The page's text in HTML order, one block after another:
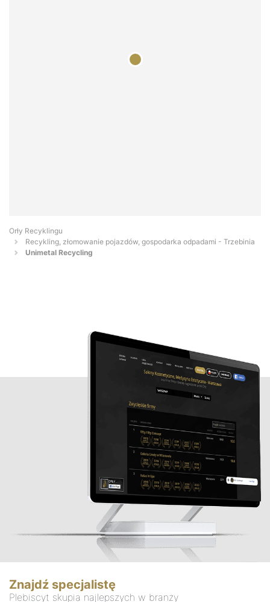
Orły Recyklingu
Recykling, złomowanie pojazdów, gospodarka odpadami - Trzebinia
Unimetal Recycling
Znajdź specjalistę
Plebiscyt skupia najlepszych w branży